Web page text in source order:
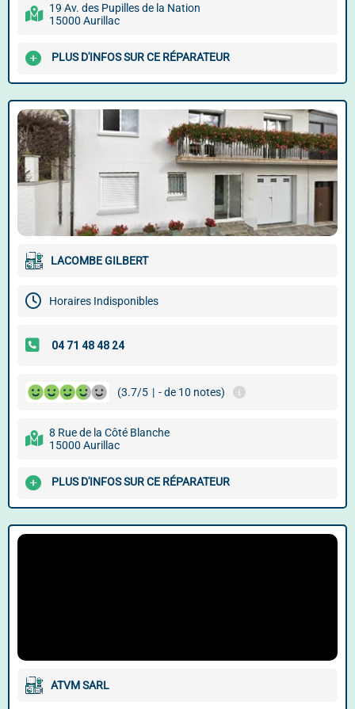
19 Av. des Pupilles de la Nation
15000 Aurillac
PLUS D'INFOS SUR CE RÉPARATEUR
LACOMBE GILBERT
Horaires Indisponibles
(3.7/5 | - de 10 notes)
8 Rue de la Côté Blanche
15000 Aurillac
PLUS D'INFOS SUR CE RÉPARATEUR
ATVM SARL